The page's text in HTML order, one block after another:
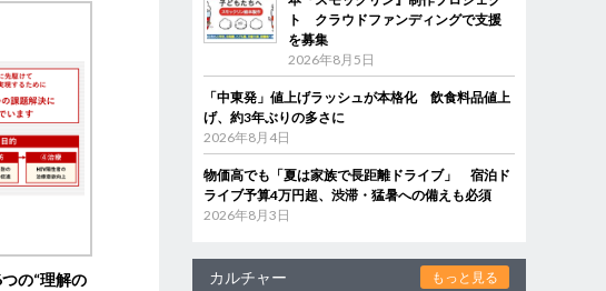
の“理解の
ト クラウドファンディングで支援
を募集
2026年8月5日
「中東発」値上げラッシュが本格化 飲食料品値上
げ、約3年ぶりの多さに
2026年8月4日
物価高でも「夏は家族で長距離ドライブ」 宿泊ド
ライブ予算4万円超、渋滞・猛暑への備えも必須
2026年8月3日
カルチャー もっと見る